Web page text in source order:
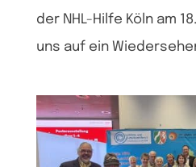
der NHL-Hilfe Köln am
uns auf ein